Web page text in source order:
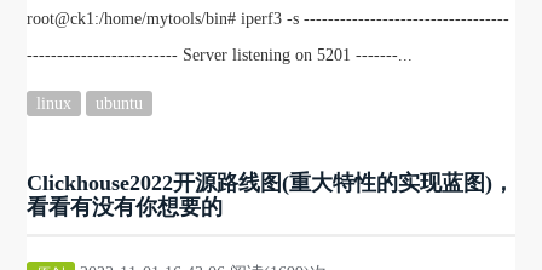
root@ck1:/home/mytools/bin# iperf3 -s ----------------------------------
------------------------- Server listening on 5201 -------...
linux ubuntu
Clickhouse2022开源路线图(重大特性的实现蓝图)，
看看有没有你想要的